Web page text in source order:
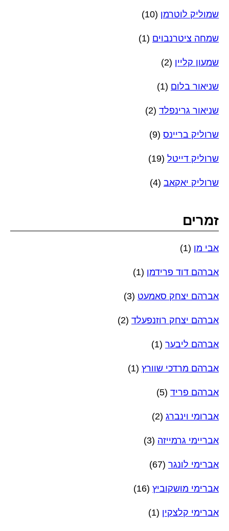
שמוליק לוטרמן (10)
שמחה ציטרנבוים (1)
שמעון קליין (2)
שניאור בלום (1)
שניאור גרינפלד (2)
שרוליק בריינס (9)
שרוליק דייטל (19)
שרוליק יאקאב (4)
זמרים
אבי מן (1)
אברהם דוד פרידמן (1)
אברהם יצחק סאמעט (3)
אברהם יצחק רוזנפעלד (2)
אברהם ליבער (1)
אברהם מרדכי שוורץ (1)
אברהם פריד (5)
אברומי וינברג (2)
אבריימי גרמייזה (3)
אברימי לונגר (67)
אברימי מושקוביץ (16)
אברימי קלצקין (1)